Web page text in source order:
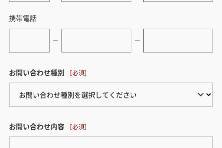
携帯電話
ー ー
お問い合わせ種別
お問い合わせ内容